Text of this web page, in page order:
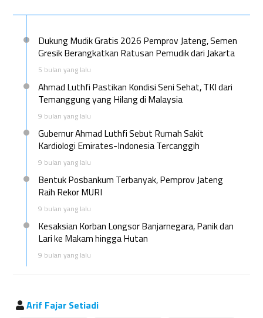
Dukung Mudik Gratis 2026 Pemprov Jateng, Semen
Gresik Berangkatkan Ratusan Pemudik dari Jakarta
5 bulan yang lalu
Ahmad Luthfi Pastikan Kondisi Seni Sehat, TKI dari
Temanggung yang Hilang di Malaysia
9 bulan yang lalu
Gubernur Ahmad Luthfi Sebut Rumah Sakit
Kardiologi Emirates-Indonesia Tercanggih
9 bulan yang lalu
Bentuk Posbankum Terbanyak, Pemprov Jateng
Raih Rekor MURI
9 bulan yang lalu
Kesaksian Korban Longsor Banjarnegara, Panik dan
Lari ke Makam hingga Hutan
9 bulan yang lalu
Arif Fajar Setiadi